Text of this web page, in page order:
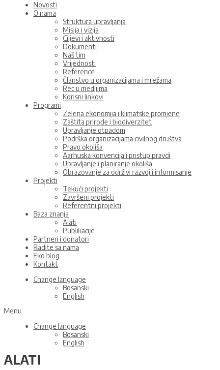
Novosti
O nama
Struktura upravljanja
Misija i vizija
Ciljevi i aktivnosti
Dokumenti
Naš tim
Vrijednosti
Reference
Članstvo u organizacijama i mrežama
Rec u medijima
Korisni linkovi
Programi
Zelena ekonomija i klimatske promjene
Zaštita prirode i biodiverzitet
Upravljanje otpadom
Podrška organizacijama civilnog društva
Pravo okoliša
Aarhuska konvencija i pristup pravdi
Upravljanje i planiranje okoliša
Obrazovanje za održivi razvoj i informisanje
Projekti
Tekući projekti
Završeni projekti
Referentni projekti
Baza znanja
Alati
Publikacije
Partneri i donatori
Radite sa nama
Eko blog
Kontakt
Change language
Bosanski
English
Menu
Change language
Bosanski
English
ALATI